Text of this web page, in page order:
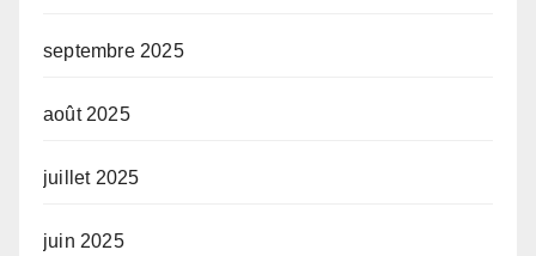
septembre 2025
août 2025
juillet 2025
juin 2025